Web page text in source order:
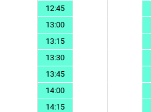
12:45
13:00
13:15
13:30
13:45
14:00
14:15